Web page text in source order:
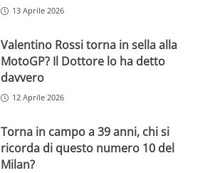
13 Aprile 2026
Valentino Rossi torna in sella alla
MotoGP? Il Dottore lo ha detto
davvero
12 Aprile 2026
Torna in campo a 39 anni, chi si
ricorda di questo numero 10 del
Milan?